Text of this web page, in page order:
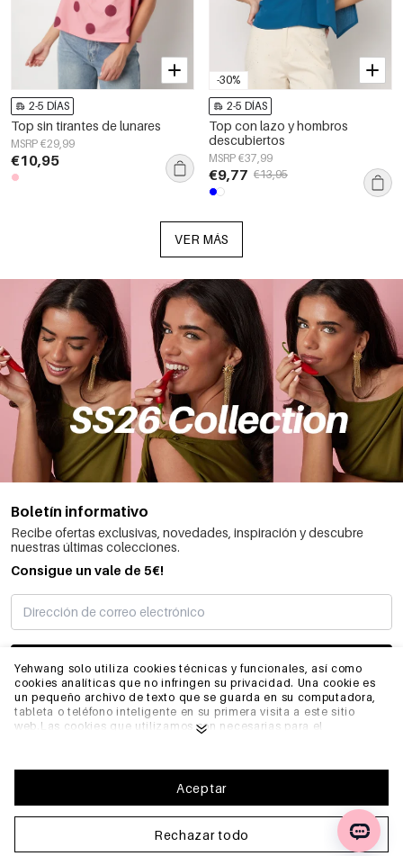
Yehwang solo utiliza cookies técnicas y funcionales, así como
cookies analíticas que no infringen su privacidad. Una cookie es
un pequeño archivo de texto que se guarda en su computadora,
tableta o teléfono inteligente en su primera visita a este sitio
web.Las cookies que utilizamos son necesarias para el
por ejemplo, sus preferencias. También nos permiten optimizar
nuestro sitio web.Para garantizar una buena experiencia de
navegación y compra en Yehwang, le recomendamos que acepte
nuestra recopilación y uso de cookies. Puede darse de baja de las
cookies ajustando la configuración de su navegador de internet
para que ya no almacene cookies. También puede eliminar toda
Rechazar todo
Aceptar
2-5 DÍAS
Top sin tirantes de lunares
MSRP €29,99
€10,95
-30%
2-5 DÍAS
Top con lazo y hombros
descubiertos
MSRP €37,99
€9,77 €13,95
VER MÁS
Boletín informativo
Recibe ofertas exclusivas, novedades, inspiración y descubre
nuestras últimas colecciones.
Consigue un vale de 5€!
SUSCRIBIRME
INFORMACIÓN
PREGUNTAS FRECUENTES